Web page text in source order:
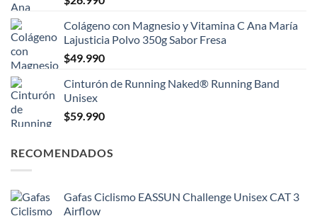
Colágeno con Magnesio y Vitamina C Ana María
Lajusticia Polvo 350g Sabor Fresa
$49.990
Cinturón de Running Naked® Running Band
Unisex
$59.990
RECOMENDADOS
Gafas Ciclismo EASSUN Challenge Unisex CAT 3
Airflow